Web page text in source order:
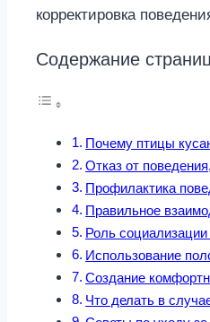
корректировка
Содержание
Почему птицы
Отказ от
Профилактика
Правильное
Роль
Использование
Создание
Что делать в